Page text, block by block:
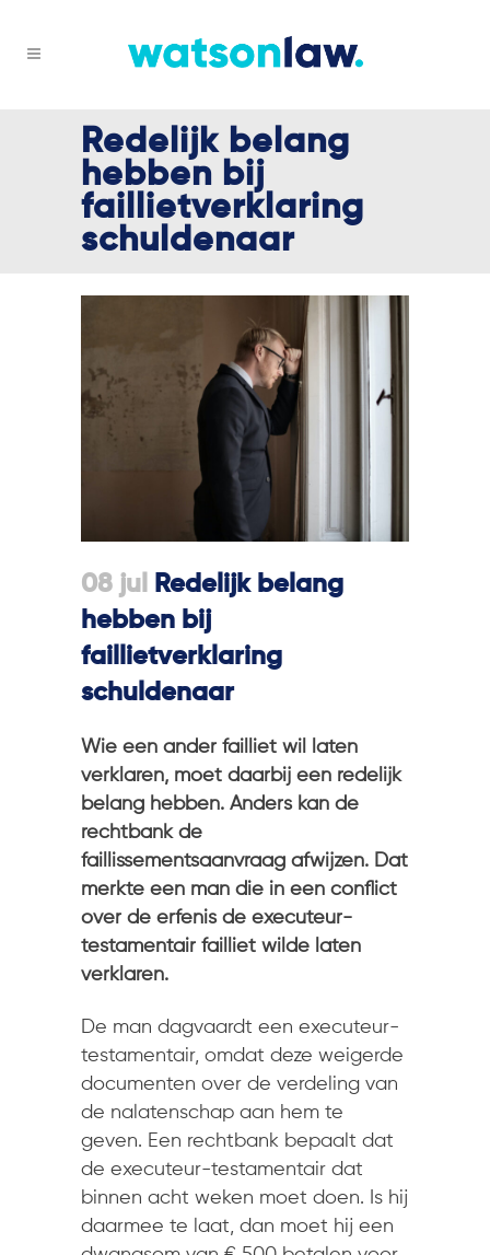
Redelijk belang
hebben bij
faillietverklaring
schuldenaar
08 jul
Redelijk belang
hebben bij
faillietverklaring
schuldenaar
Wie een ander failliet wil laten
verklaren, moet daarbij een redelijk
belang hebben. Anders kan de
rechtbank de
faillissementsaanvraag afwijzen. Dat
merkte een man die in een conflict
over de erfenis de executeur-
testamentair failliet wilde laten
verklaren.
De man dagvaardt een executeur-
testamentair, omdat deze weigerde
documenten over de verdeling van
de nalatenschap aan hem te
geven. Een rechtbank bepaalt dat
de executeur-testamentair dat
binnen acht weken moet doen. Is hij
daarmee te laat, dan moet hij een